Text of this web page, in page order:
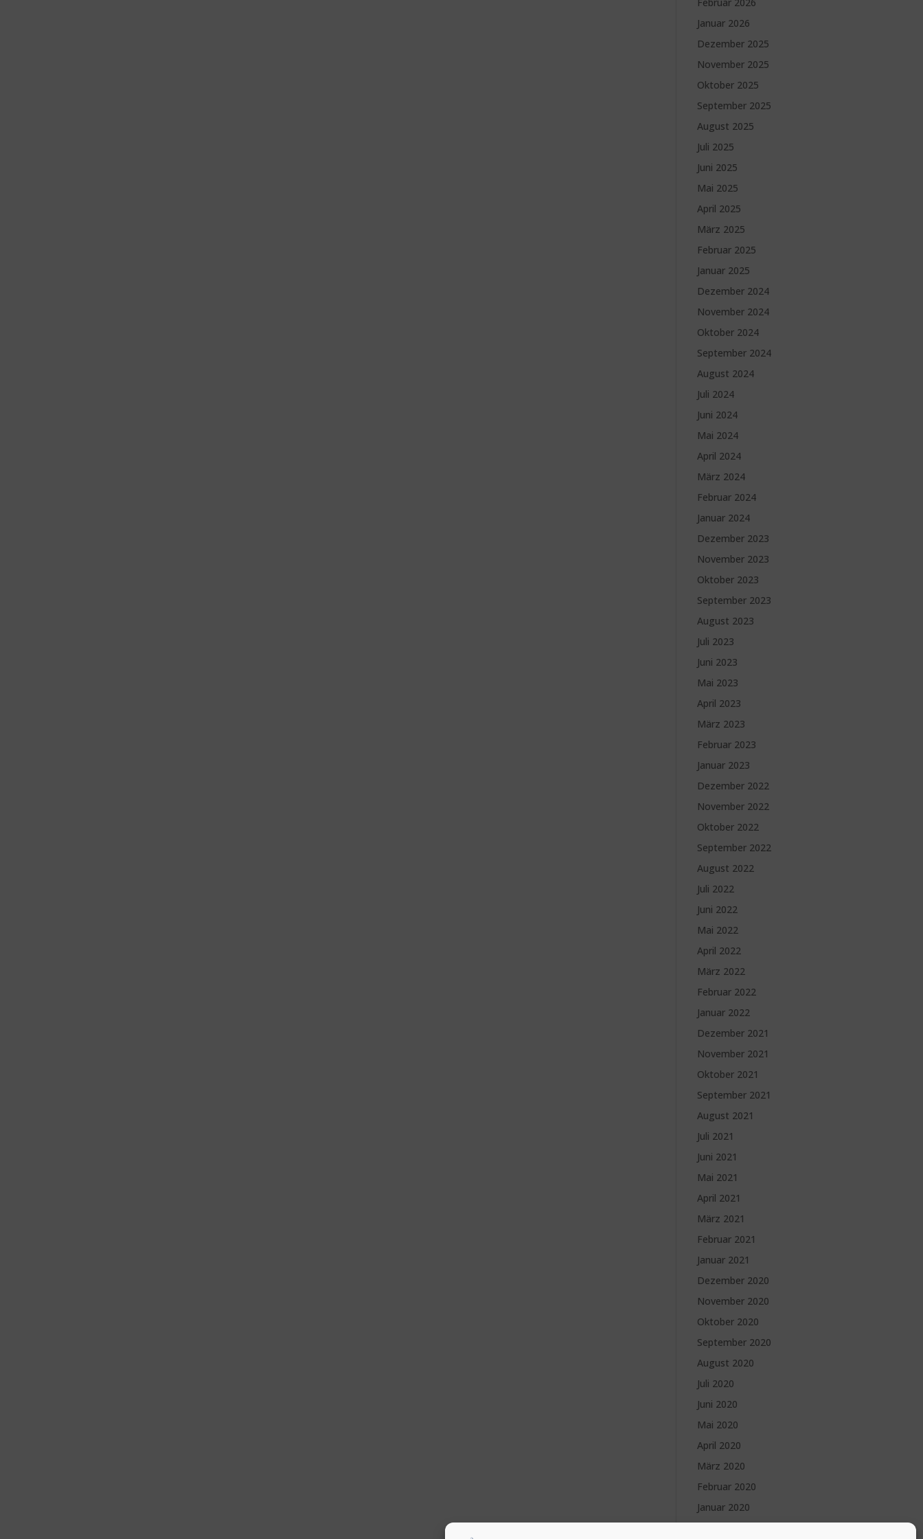
Januar 2026
Dezember 2025
November 2025
Oktober 2025
September 2025
August 2025
Juli 2025
Juni 2025
Mai 2025
April 2025
März 2025
Februar 2025
Januar 2025
Dezember 2024
November 2024
Oktober 2024
September 2024
August 2024
Juli 2024
Juni 2024
Mai 2024
April 2024
März 2024
Februar 2024
Januar 2024
Dezember 2023
November 2023
Oktober 2023
September 2023
August 2023
Juli 2023
Juni 2023
Mai 2023
April 2023
März 2023
Februar 2023
Januar 2023
Dezember 2022
November 2022
Oktober 2022
September 2022
August 2022
Juli 2022
Juni 2022
Mai 2022
April 2022
März 2022
Februar 2022
Januar 2022
Dezember 2021
November 2021
Oktober 2021
September 2021
August 2021
Juli 2021
Juni 2021
Mai 2021
April 2021
März 2021
Februar 2021
Januar 2021
Dezember 2020
November 2020
Oktober 2020
September 2020
August 2020
Juli 2020
Juni 2020
Mai 2020
April 2020
März 2020
Februar 2020
Januar 2020